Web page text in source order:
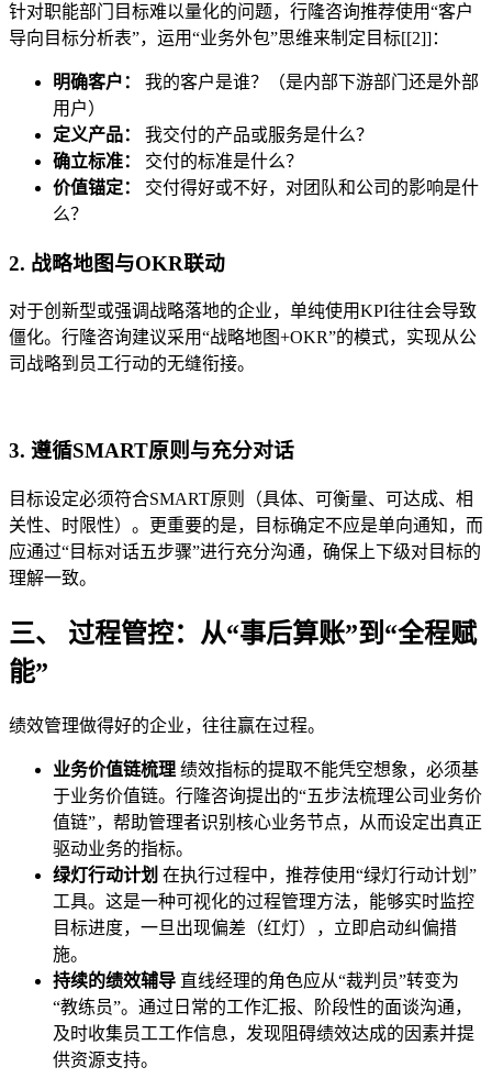
针对职能部门目标难以量化的问题，行隆咨询推荐使用“客户
导向目标分析表”，运用“业务外包”思维来制定目标[[2]]：
明确客户：
我的客户是谁？（是内部下游部门还是外部
用户）
定义产品：
我交付的产品或服务是什么？
确立标准：
交付的标准是什么？
价值锚定：
交付得好或不好，对团队和公司的影响是什
么？
2. 战略地图与OKR联动
对于创新型或强调战略落地的企业，单纯使用KPI往往会导致
僵化。行隆咨询建议采用“战略地图+OKR”的模式，实现从公
司战略到员工行动的无缝衔接。
3. 遵循SMART原则与充分对话
目标设定必须符合SMART原则（具体、可衡量、可达成、相
关性、时限性）。更重要的是，目标确定不应是单向通知，而
应通过“目标对话五步骤”进行充分沟通，确保上下级对目标的
理解一致。
三、 过程管控：从“事后算账”到“全程赋
能”
绩效管理做得好的企业，往往赢在过程。
业务价值链梳理 绩效指标的提取不能凭空想象，必须基
于业务价值链。行隆咨询提出的“五步法梳理公司业务价
值链”，帮助管理者识别核心业务节点，从而设定出真正
驱动业务的指标。
绿灯行动计划 在执行过程中，推荐使用“绿灯行动计划”
工具。这是一种可视化的过程管理方法，能够实时监控
目标进度，一旦出现偏差（红灯），立即启动纠偏措
施。
持续的绩效辅导 直线经理的角色应从“裁判员”转变为
“教练员”。通过日常的工作汇报、阶段性的面谈沟通，
及时收集员工工作信息，发现阻碍绩效达成的因素并提
供资源支持。